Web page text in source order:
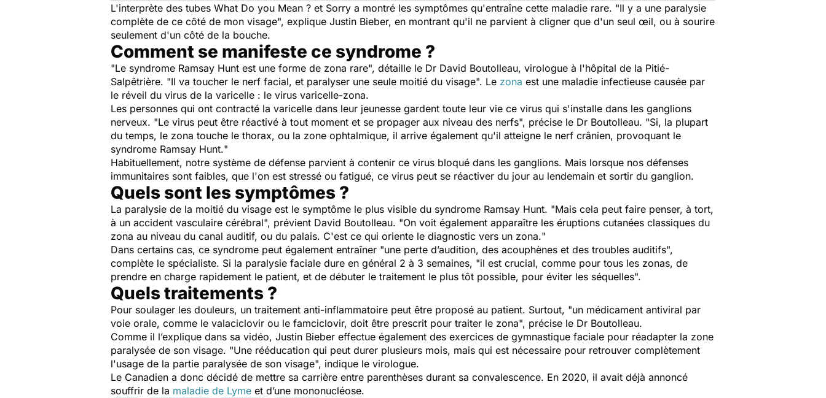
L'interprète des tubes What Do you Mean ? et Sorry a montré les symptômes qu'entraîne cette maladie rare. "Il y a une paralysie
complète de ce côté de mon visage", explique Justin Bieber, en montrant qu'il ne parvient à cligner que d'un seul œil, ou à sourire
seulement d'un côté de la bouche.
Comment se manifeste ce syndrome ?
"Le syndrome Ramsay Hunt est une forme de zona rare", détaille le Dr David Boutolleau, virologue à l'hôpital de la Pitié-
Salpêtrière. "Il va toucher le nerf facial, et paralyser une seule moitié du visage". Le zona est une maladie infectieuse causée par
le réveil du virus de la varicelle : le virus varicelle-zona.
Les personnes qui ont contracté la varicelle dans leur jeunesse gardent toute leur vie ce virus qui s'installe dans les ganglions
nerveux. "Le virus peut être réactivé à tout moment et se propager aux niveau des nerfs", précise le Dr Boutolleau. "Si, la plupart
du temps, le zona touche le thorax, ou la zone ophtalmique, il arrive également qu'il atteigne le nerf crânien, provoquant le
syndrome Ramsay Hunt."
Habituellement, notre système de défense parvient à contenir ce virus bloqué dans les ganglions. Mais lorsque nos défenses
immunitaires sont faibles, que l'on est stressé ou fatigué, ce virus peut se réactiver du jour au lendemain et sortir du ganglion.
Quels sont les symptômes ?
La paralysie de la moitié du visage est le symptôme le plus visible du syndrome Ramsay Hunt. "Mais cela peut faire penser, à tort,
à un accident vasculaire cérébral", prévient David Boutolleau. "On voit également apparaître les éruptions cutanées classiques du
zona au niveau du canal auditif, ou du palais. C'est ce qui oriente le diagnostic vers un zona."
Dans certains cas, ce syndrome peut également entraîner "une perte d’audition, des acouphènes et des troubles auditifs",
complète le spécialiste. Si la paralysie faciale dure en général 2 à 3 semaines, "il est crucial, comme pour tous les zonas, de
prendre en charge rapidement le patient, et de débuter le traitement le plus tôt possible, pour éviter les séquelles".
Quels traitements ?
Pour soulager les douleurs, un traitement anti-inflammatoire peut être proposé au patient. Surtout, "un médicament antiviral par
voie orale, comme le valaciclovir ou le famciclovir, doit être prescrit pour traiter le zona", précise le Dr Boutolleau.
Comme il l’explique dans sa vidéo, Justin Bieber effectue également des exercices de gymnastique faciale pour réadapter la zone
paralysée de son visage. "Une rééducation qui peut durer plusieurs mois, mais qui est nécessaire pour retrouver complètement
l'usage de la partie paralysée de son visage", indique le virologue.
Le Canadien a donc décidé de mettre sa carrière entre parenthèses durant sa convalescence. En 2020, il avait déjà annoncé
souffrir de la maladie de Lyme et d’une mononucléose.